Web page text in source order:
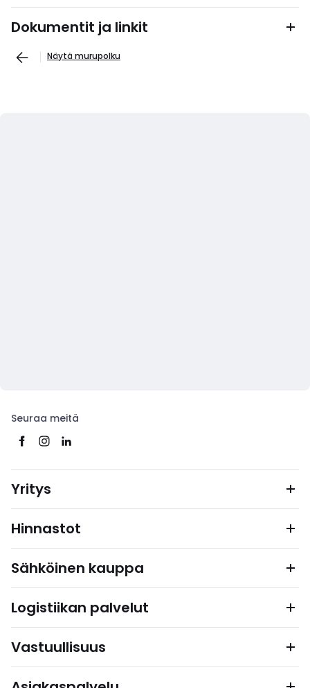
Dokumentit ja linkit
Näytä murupolku
Seuraa meitä
Yritys
Hinnastot
Sähköinen kauppa
Logistiikan palvelut
Vastuullisuus